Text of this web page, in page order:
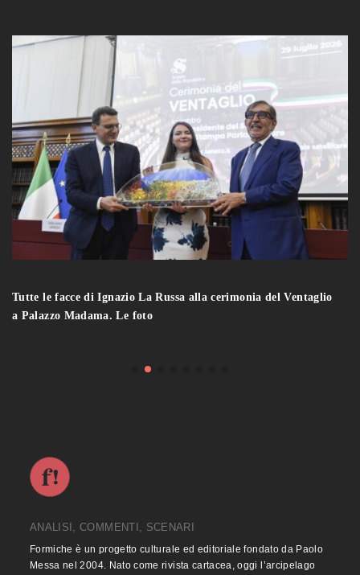
Tutte le facce di Ignazio La Russa alla cerimonia del Ventaglio
a Palazzo Madama. Le foto
ANALISI, COMMENTI, SCENARI
Formiche è un progetto culturale ed editoriale fondato da Paolo
Messa nel 2004. Nato come rivista cartacea, oggi l’arcipelago